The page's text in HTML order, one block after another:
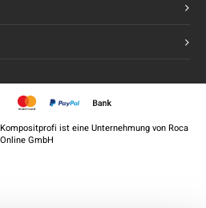
ist eine Unternehmung vonRoca
Online GmbH